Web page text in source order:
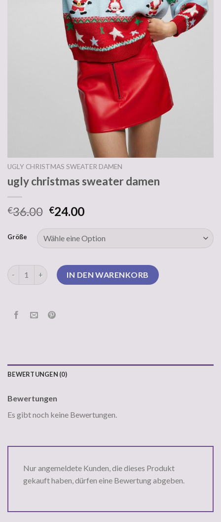
UGLY CHRISTMAS SWEATER DAMEN
ugly christmas sweater damen
€36.00 €24.00
Größe
ugly christmas sweater damen Menge
IN DEN WARENKORB
BEWERTUNGEN (0)
Bewertungen
Es gibt noch keine Bewertungen.
Nur angemeldete Kunden, die dieses Produkt
gekauft haben, dürfen eine Bewertung abgeben.